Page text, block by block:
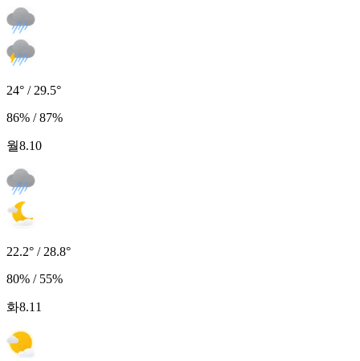
24° / 29.5°
86% / 87%
월8.10
22.2° / 28.8°
80% / 55%
화8.11